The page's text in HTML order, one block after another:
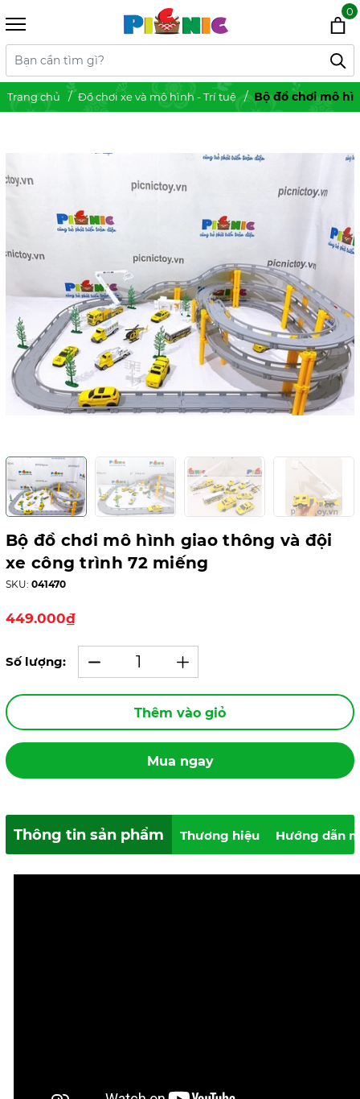
0
Trang chủ Đồ chơi xe và mô hình - Trí tuệ Bộ đồ chơi mô
Bộ đồ chơi mô hình giao thông và đội
xe công trình 72 miếng
SKU: 041470
449.000₫
Số lượng:
Thêm vào giỏ
Mua ngay
Thông tin sản phẩm Thương hiệu Hướng dẫn